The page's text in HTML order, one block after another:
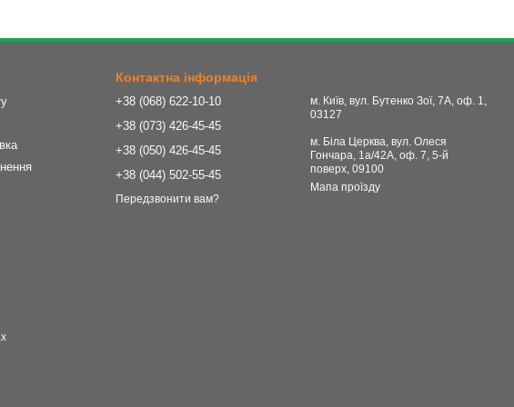
нормам та спрощують роботу персоналу. Використання
відсоток успішного запліднення, тому господарства все частіше
постачальника, з гарантією сумісності розхідників.
обладнання компанії УкрВет
купити все краще в одного надійного постачальника за доступною
в реальних умовах експлуатації. Прямі поставки без посередників та
та утримувати його на конкурентному рівні.
з асортименту УкрВет
Контактна інформація
+38 (068) 622-10-10
+38 (073) 426-45-45
+38 (050) 426-45-45
+38 (044) 502-55-45
Передзвонити вам?
м. Київ, вул. Бутенко Зої, 7А, оф. 1,
03127
м. Біла Церква, вул. Олеся
Гончара, 1а/42А, оф. 7, 5-й
поверх, 09100
Мапа проїзду